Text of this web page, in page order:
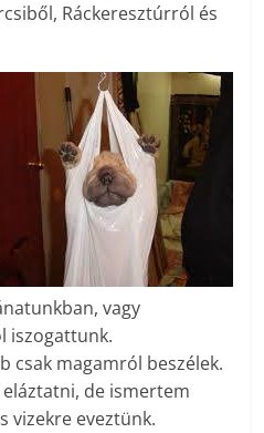
Ráckeresztúrról és
vagy
iszogattunk.
csak magamról beszélek.
de ismertem
vizekre eveztünk.